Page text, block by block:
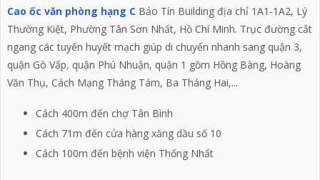
Cao ốc văn phòng hạng CBảo Tín Building địa chỉ 1A1-1A2, Lý
Thường Kiệt, Phường Tân Sơn Nhất, Hồ Chí Minh. Trục đường cắt
ngang các tuyến huyết mạch giúp di chuyển nhanh sang quận 3,
quận Gò Vấp, quận Phú Nhuận, quận 1 gồm Hồng Bàng, Hoàng
Văn Thụ, Cách Mạng Tháng Tám, Ba Tháng Hai,...
Cách 400m đến chợ Tân Bình
Cách 71m đến cửa hàng xăng dầu số 10
Cách 100m đến bệnh viện Thống Nhất